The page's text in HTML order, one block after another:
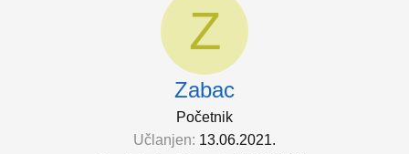
Z
Zabac
Početnik
Učlanjen 13.06.2021.